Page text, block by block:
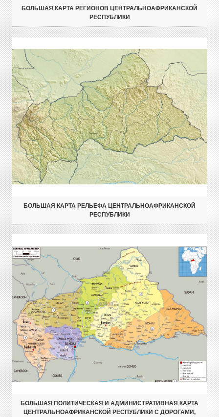
БОЛЬШАЯ КАРТА РЕГИОНОВ ЦЕНТРАЛЬНОАФРИКАНСКОЙ
РЕСПУБЛИКИ
БОЛЬШАЯ КАРТА РЕЛЬЕФА ЦЕНТРАЛЬНОАФРИКАНСКОЙ
РЕСПУБЛИКИ
БОЛЬШАЯ ПОЛИТИЧЕСКАЯ И АДМИНИСТРАТИВНАЯ КАРТА
ЦЕНТРАЛЬНОАФРИКАНСКОЙ РЕСПУБЛИКИ С ДОРОГАМИ,